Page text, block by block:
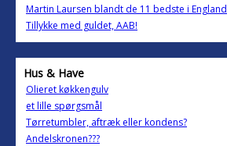
Martin Laursen blandt de 11 bedste i England
Tillykke med guldet, AAB!
Hus & Have
Olieret køkkengulv
et lille spørgsmål
Tørretumbler, aftræk eller kondens?
Andelskronen???